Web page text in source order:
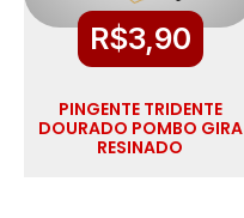
R$3,90
PINGENTE TRIDENTE
DOURADO POMBO GIRA
RESINADO